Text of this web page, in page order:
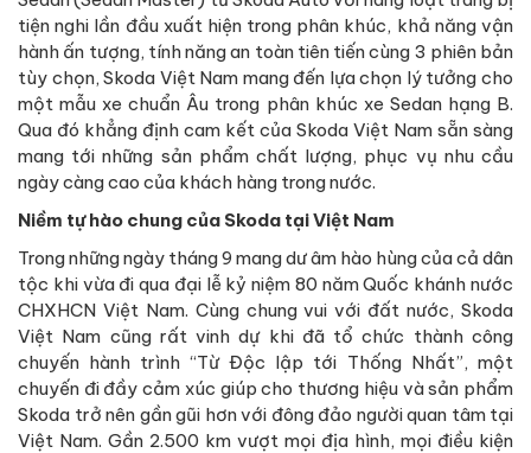
tiện nghi lần đầu xuất hiện trong phân khúc, khả năng vận
hành ấn tượng, tính năng an toàn tiên tiến cùng 3 phiên bản
tùy chọn, Skoda Việt Nam mang đến lựa chọn lý tưởng cho
một mẫu xe chuẩn Âu trong phân khúc xe Sedan hạng B.
Qua đó khẳng định cam kết của Skoda Việt Nam sẵn sàng
mang tới những sản phẩm chất lượng, phục vụ nhu cầu
ngày càng cao của khách hàng trong nước.
Niềm tự hào chung của Skoda tại Việt Nam
Trong những ngày tháng 9 mang dư âm hào hùng của cả dân
tộc khi vừa đi qua đại lễ kỷ niệm 80 năm Quốc khánh nước
CHXHCN Việt Nam. Cùng chung vui với đất nước, Skoda
Việt Nam cũng rất vinh dự khi đã tổ chức thành công
chuyến hành trình “Từ Độc lập tới Thống Nhất”, một
chuyến đi đầy cảm xúc giúp cho thương hiệu và sản phẩm
Skoda trở nên gần gũi hơn với đông đảo người quan tâm tại
Việt Nam. Gần 2.500 km vượt mọi địa hình, mọi điều kiện